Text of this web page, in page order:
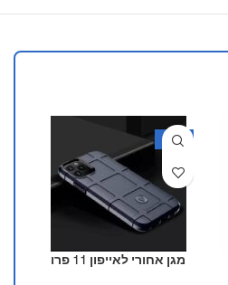
-30%
מגן אחורי לאייפון 11 פרו